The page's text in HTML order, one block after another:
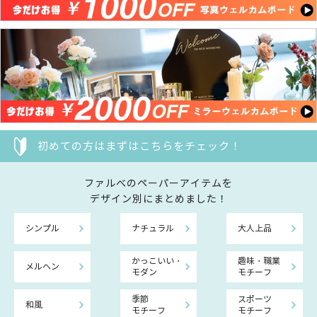
初めての方はまずはこちらをチェック！
ファルべのペーパーアイテムを
デザイン別にまとめました！
シンプル ナチュラル 大人上品
メルヘン
かっこいい・
モダン
趣味・職業
モチーフ
和風
季節
モチーフ
スポーツ
モチーフ